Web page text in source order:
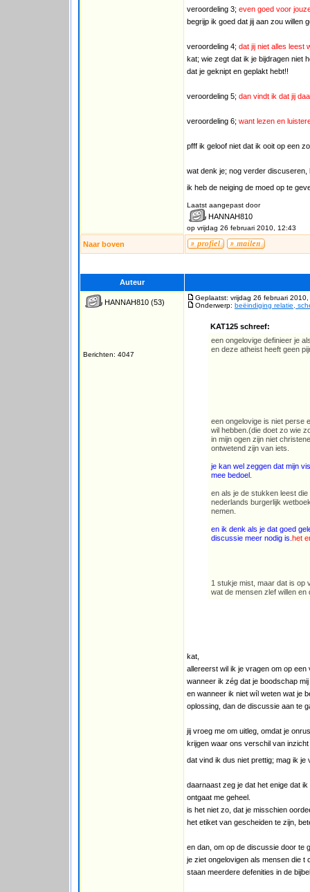
veroordeling 3; even goed voor
begrijp ik goed dat jij aan zou willen
veroordeling 4; dat jij niet alles leest
kat; wie zegt dat ik je bijdragen niet
dat je geknipt en geplakt hebt!!
veroordeling 5; dan vindt ik dat jij
veroordeling 6; want lezen en
pfff ik geloof niet dat ik ooit op een
wat denk je; nog verder discuseren,
ik heb de neiging de moed op te
Laatst aangepast door
HANNAH810
op vrijdag 26 februari 2010, 12:43
Naar boven
Auteur
HANNAH810 (53)
Berichten: 4047
Geplaatst: vrijdag 26 februari
Onderwerp: beëindiging relatie,
KAT125 schreef:
een ongelovige definieer je
en deze atheist heeft geen
een ongelovige is niet perse
wil hebben.(die doet zo wie
in mijn ogen zijn niet
ontwetend zijn van iets.
je kan wel zeggen dat mijn
mee bedoel.
en als je de stukken leest
nederlands burgerlijk
nemen.
en ik denk als je dat goed
discussie meer nodig is. het
1 stukje mist, maar dat is op
wat de mensen zlef willen
kat,
allereerst wil ik je vragen om op
wanneer ik zég dat je boodschap
en wanneer ik niet wíl weten wat je
oplossing, dan de discussie aan te
jij vroeg me om uitleg, omdat je
krijgen waar ons verschil van
dat vind ik dus niet prettig; mag ik
daarnaast zeg je dat het enige dat
ontgaat me geheel.
is het niet zo, dat je misschien
het etiket van gescheiden te zijn,
en dan, om op de discussie door te
je ziet ongelovigen als mensen die
staan meerdere defenities in de